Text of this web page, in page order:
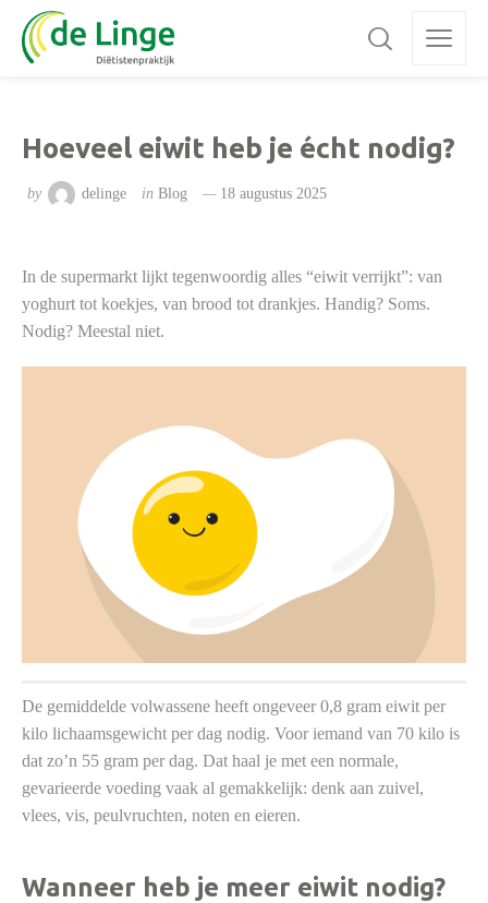
Hoeveel eiwit heb je écht nodig?
by delinge in Blog 18 augustus 2025
In de supermarkt lijkt tegenwoordig alles “eiwit verrijkt”: van
yoghurt tot koekjes, van brood tot drankjes. Handig? Soms.
Nodig? Meestal niet.
De gemiddelde volwassene heeft ongeveer 0,8 gram eiwit per
kilo lichaamsgewicht per dag nodig. Voor iemand van 70 kilo is
dat zo’n 55 gram per dag. Dat haal je met een normale,
gevarieerde voeding vaak al gemakkelijk: denk aan zuivel,
vlees, vis, peulvruchten, noten en eieren.
Wanneer heb je meer eiwit nodig?